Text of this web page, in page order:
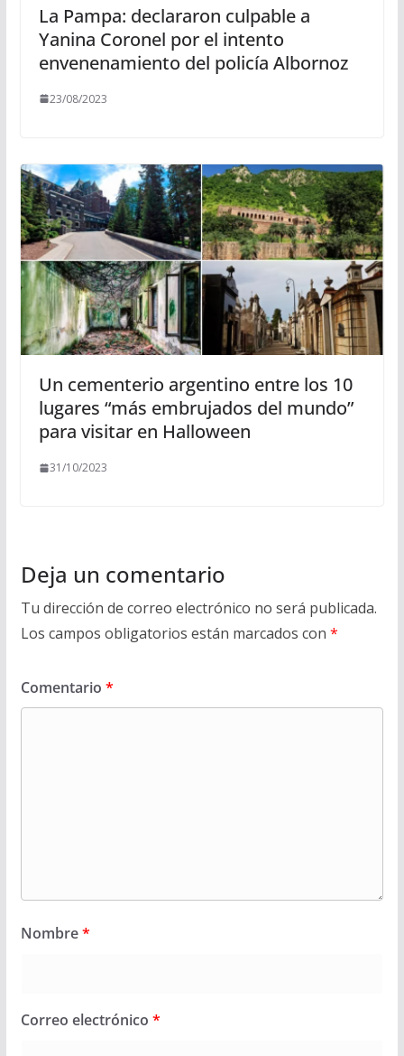
La Pampa: declararon culpable a
Yanina Coronel por el intento
envenenamiento del policía Albornoz
23/08/2023
Un cementerio argentino entre los 10
lugares “más embrujados del mundo”
para visitar en Halloween
31/10/2023
Deja un comentario
Tu dirección de correo electrónico no será publicada.
Los campos obligatorios están marcados con *
Comentario *
Nombre*
Correo electrónico *